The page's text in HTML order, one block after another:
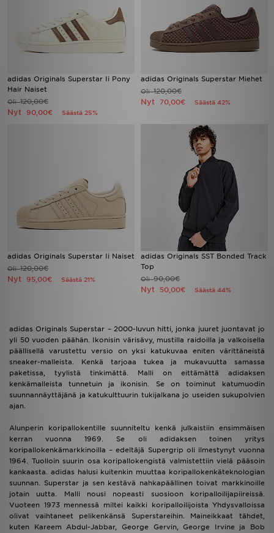
adidas Originals Superstar Ii Pony
Hair Naiset
Oli120,00€
Nyt 90,00€ Säästä 25%
adidas Originals Superstar Miehet
Oli120,00€
Nyt 70,00€ Säästä 42%
adidas Originals Superstar Ii Naiset
Oli120,00€
Nyt 95,00€ Säästä 21%
adidas Originals SST Bonded Track
Top
Oli90,00€
Nyt 50,00€ Säästä 44%
adidas Originals Superstar – 2000-luvun hitti, jonka juuret juontavat jo
yli 50 vuoden päähän. Ikonisin värisävy, mustilla raidoilla ja valkoisella
päällisellä varustettu versio on yksi katukuvaa eniten värittäneistä
sneaker-malleista. Kenkä tarjoaa tukea ja mukavuutta samassa
paketissa, tyylistä tinkimättä. Malli on eittämättä adidaksen
kenkämalleista tunnetuin ja ikonisin. Se on toiminut katumuodin
suunnannäyttäjänä ja katukulttuurin tukijalkana jo useiden sukupolvien
ajan.
Alunperin koripallokentille suunniteltu kenkä julkaistiin ensimmäisen
kerran vuonna 1969. Se oli adidaksen toinen yritys
koripallokenkämarkkinoilla – edeltäjä Supergrip oli ilmestynyt vuonna
1964. Tuolloin suurin osa koripallokengistä valmistettiin vielä pääsoin
kankaasta. adidas halusi kuitenkin muuttaa koripallokenkäteknologian
suunnan. Superstar ja sen kestävä nahkapäällinen toivat markkinoille
jotain uutta. Malli nousi nopeasti suosioon koripalloilijapiireissä.
Vuoteen 1973 mennessä miltei kaikki koripalloilijoista Yhdysvalloissa
olivat vaihtaneet pelikenkänsä Superstareihin. Maineikkaat tähdet,
kuten Kareem Abdul-Jabbar, George Gervin, George Irvine ja Bob